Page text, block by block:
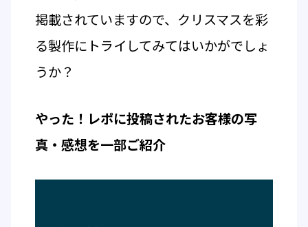
掲載されていますので、クリスマスを彩
る製作にトライしてみてはいかがでしょ
うか？
やった！レポに投稿されたお客様の写
真・感想を一部ご紹介